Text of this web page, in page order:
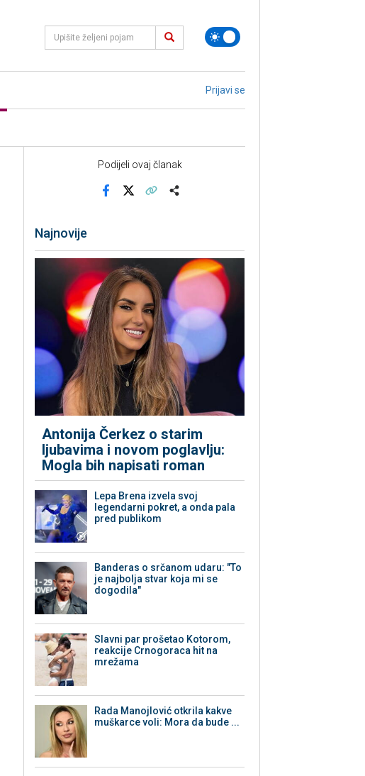
Prijavi se
Podijeli ovaj članak
Najnovije
Antonija Čerkez o starim
ljubavima i novom poglavlju:
Mogla bih napisati roman
Lepa Brena izvela svoj
legendarni pokret, a onda pala
pred publikom
Banderas o srčanom udaru: "To
je najbolja stvar koja mi se
dogodila"
Slavni par prošetao Kotorom,
reakcije Crnogoraca hit na
mrežama
Rada Manojlović otkrila kakve
muškarce voli: Mora da bude ...